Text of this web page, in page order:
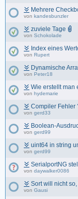
Mehrere
von kandesbunzler
zuviele Tage
von Schokolade
Index eines
von Rupert
Dynamische
von Peter18
Wie erstellt man
von hydemarie
Compiler Fehler
von gerd33
Boolean-
von gerd99
uint64 in string
von gerd99
SerialportNG
von daywalker0086
Sort will nicht
von Gausi